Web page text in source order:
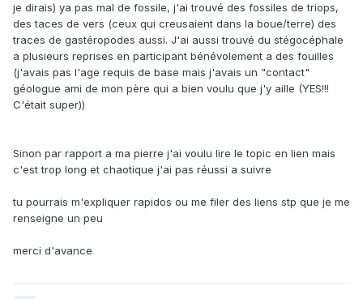
je dirais) ya pas mal de fossile, j'ai trouvé des fossiles de triops,
des taces de vers (ceux qui creusaient dans la boue/terre) des
traces de gastéropodes aussi. J'ai aussi trouvé du stégocéphale
a plusieurs reprises en participant bénévolement a des fouilles
(j'avais pas l'age requis de base mais j'avais un "contact"
géologue ami de mon père qui a bien voulu que j'y aille (YES!!!
C'était super))
Sinon par rapport a ma pierre j'ai voulu lire le topic en lien mais
c'est trop long et chaotique j'ai pas réussi a suivre
tu pourrais m'expliquer rapidos ou me filer des liens stp que je me
renseigne un peu
merci d'avance